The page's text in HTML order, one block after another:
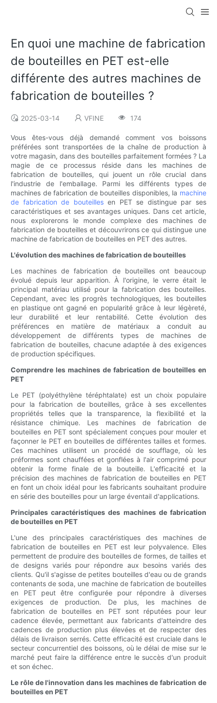
En quoi une machine de fabrication
de bouteilles en PET est-elle
différente des autres machines de
fabrication de bouteilles ?
2025-03-14 VFINE 174
Vous êtes-vous déjà demandé comment vos boissons
préférées sont transportées de la chaîne de production à
votre magasin, dans des bouteilles parfaitement formées ? La
magie de ce processus réside dans les machines de
fabrication de bouteilles, qui jouent un rôle crucial dans
l'industrie de l'emballage. Parmi les différents types de
machines de fabrication de bouteilles disponibles, la machine
de fabrication de bouteillesen PET se distingue par ses
caractéristiques et ses avantages uniques. Dans cet article,
nous explorerons le monde complexe des machines de
fabrication de bouteilles et découvrirons ce qui distingue une
machine de fabrication de bouteilles en PET des autres.
L'évolution des machines de fabrication de bouteilles
Les machines de fabrication de bouteilles ont beaucoup
évolué depuis leur apparition. À l'origine, le verre était le
principal matériau utilisé pour la fabrication des bouteilles.
Cependant, avec les progrès technologiques, les bouteilles
en plastique ont gagné en popularité grâce à leur légèreté,
leur durabilité et leur rentabilité. Cette évolution des
préférences en matière de matériaux a conduit au
développement de différents types de machines de
fabrication de bouteilles, chacune adaptée à des exigences
de production spécifiques.
Comprendre les machines de fabrication de bouteilles en
PET
Le PET (polyéthylène téréphtalate) est un choix populaire
pour la fabrication de bouteilles, grâce à ses excellentes
propriétés telles que la transparence, la flexibilité et la
résistance chimique. Les machines de fabrication de
bouteilles en PET sont spécialement conçues pour mouler et
façonner le PET en bouteilles de différentes tailles et formes.
Ces machines utilisent un procédé de soufflage, où les
préformes sont chauffées et gonflées à l'air comprimé pour
obtenir la forme finale de la bouteille. L'efficacité et la
précision des machines de fabrication de bouteilles en PET
en font un choix idéal pour les fabricants souhaitant produire
en série des bouteilles pour un large éventail d'applications.
Principales caractéristiques des machines de fabrication
de bouteilles en PET
L'une des principales caractéristiques des machines de
fabrication de bouteilles en PET est leur polyvalence. Elles
permettent de produire des bouteilles de formes, de tailles et
de designs variés pour répondre aux besoins variés des
clients. Qu'il s'agisse de petites bouteilles d'eau ou de grands
contenants de soda, une machine de fabrication de bouteilles
en PET peut être configurée pour répondre à diverses
exigences de production. De plus, les machines de
fabrication de bouteilles en PET sont réputées pour leur
cadence élevée, permettant aux fabricants d'atteindre des
cadences de production plus élevées et de respecter des
délais de livraison serrés. Cette efficacité est cruciale dans le
secteur concurrentiel des boissons, où le délai de mise sur le
marché peut faire la différence entre le succès d'un produit
et son échec.
Le rôle de l'innovation dans les machines de fabrication de
bouteilles en PET